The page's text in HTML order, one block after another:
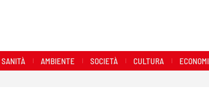
SANITÀ AMBIENTE SOCIETÀ CULTURA